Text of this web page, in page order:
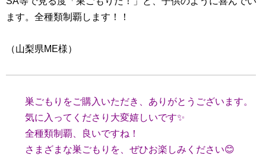
ます。全種類制覇します！！
（山梨県ME様）
巣ごもりをご購入いただき、ありがとうございます。
気に入ってくださり大変嬉しいです✨
全種類制覇、良いですね！
さまざまな巣ごもりを、ぜひお楽しみください😊